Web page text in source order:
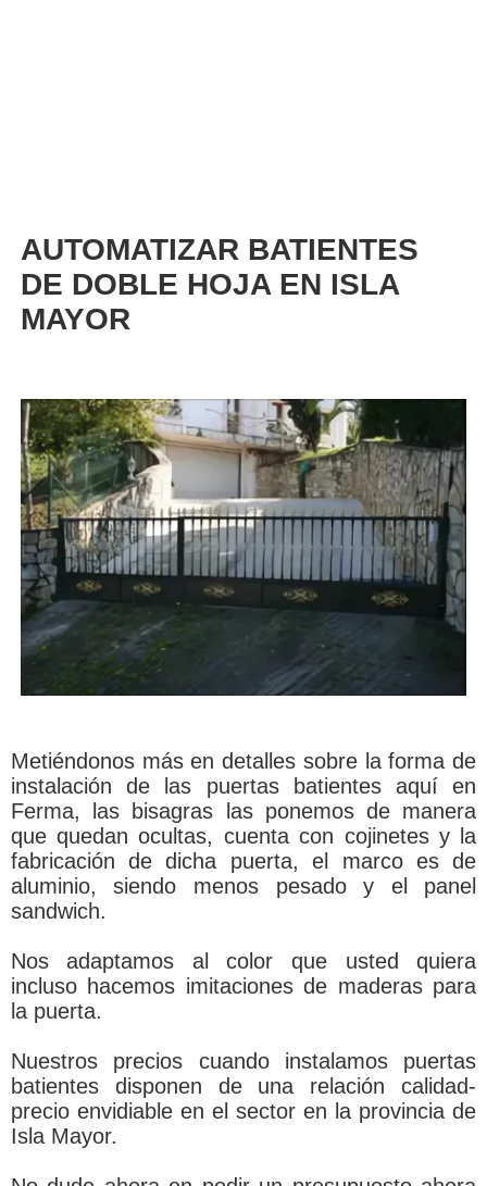
AUTOMATIZAR BATIENTES
DE DOBLE HOJA EN ISLA
MAYOR
Metiéndonos más en detalles sobre la forma de
instalación de las puertas batientes aquí en
Ferma, las bisagras las ponemos de manera
que quedan ocultas, cuenta con cojinetes y la
fabricación de dicha puerta, el marco es de
aluminio, siendo menos pesado y el panel
sandwich.
Nos adaptamos al color que usted quiera
incluso hacemos imitaciones de maderas para
la puerta.
Nuestros precios cuando instalamos puertas
batientes disponen de una relación calidad-
precio envidiable en el sector en la provincia de
Isla Mayor.